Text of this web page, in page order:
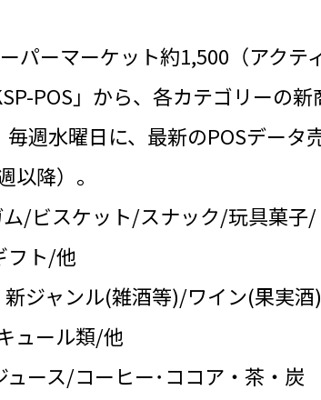
パーマーケット約1,500（アクテ
POS」から、各カテゴリーの新
週水曜日に、最新のPOSデータ
降）。
/ビスケット/スナック/玩具菓子/
フト/他
ジャンル(雑酒等)/ワイン(果実
ュール類/他
ース/コーヒー･ココア・茶・炭